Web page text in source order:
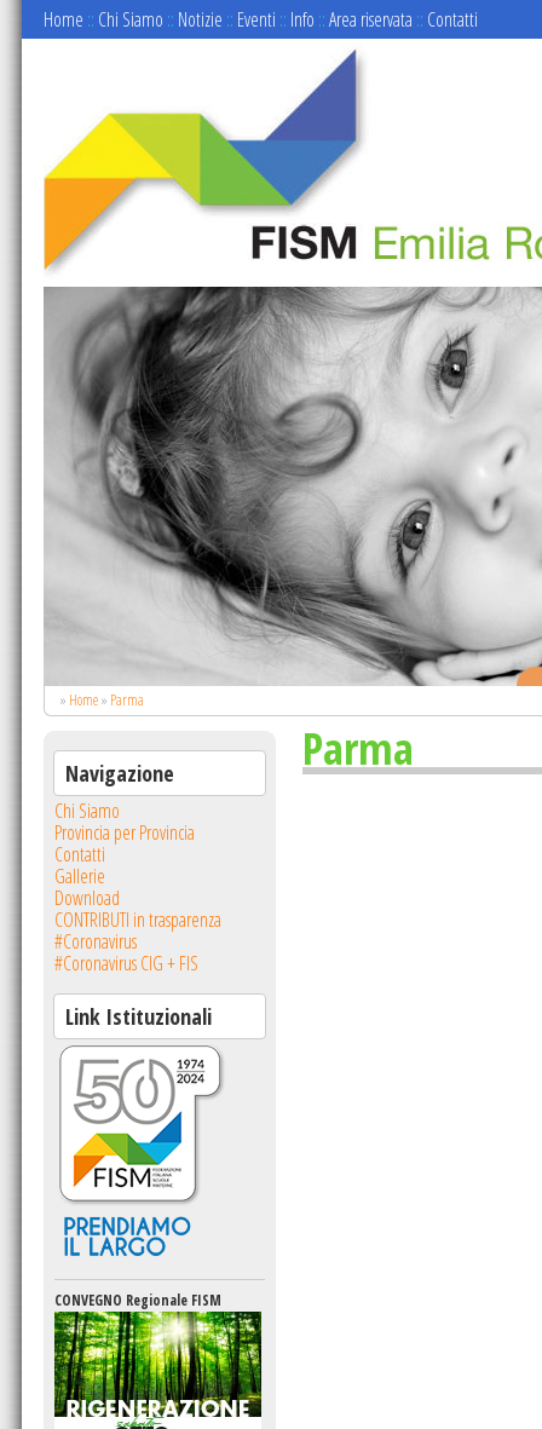
Home :: Chi Siamo :: Notizie :: Eventi :: Info ::Area riservata :: Contatti
» Home» Parma
Parma
Navigazione
Chi Siamo
Provincia per Provincia
Contatti
Gallerie
Download
CONTRIBUTI in trasparenza
#Coronavirus
#Coronavirus CIG + FIS
Link Istituzionali
CONVEGNO Regionale FISM